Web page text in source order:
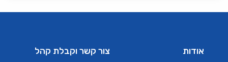
אודות
צור קשר וקבלת קהל